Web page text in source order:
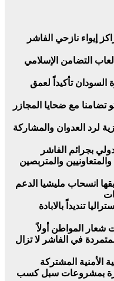
إيواء نازحي الفاشر
التضامن الإسلامي
السودان تأكيداً لعمق
تضامنا مع ضحايا المجازر
لرد العدوان والمشاركة
بجرائم الفاشر
والمتربصين
انسحاب مليشيا الدعم
تنديداً بالابادة
المواطن أولاً
في الفاشر لا تزال
الأمنية المشتركة
بمشروعات سبل كسب